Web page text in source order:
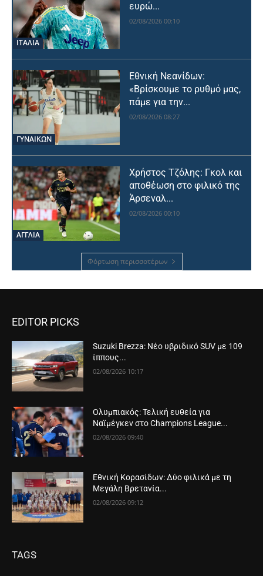
ΙΤΑΛΙΑ
ευρώ...
02/08/2026 00:10
ΓΥΝΑΙΚΩΝ
Εθνική Νεανίδων:
«Βρίσκουμε το ρυθμό μας,
πάμε για την...
02/08/2026 08:27
ΑΓΓΛΙΑ
Χρήστος Τζόλης: Γκολ και
αποθέωση στο φιλικό της
Άρσεναλ...
02/08/2026 00:10
Φόρτωση περισσοτέρων
EDITOR PICKS
Suzuki Brezza: Νέο υβριδικό SUV με 109
ίππους...
02/08/2026 10:17
Ολυμπιακός: Τελική ευθεία για
Ναϊμέγκεν στο Champions League...
02/08/2026 09:40
Εθνική Κορασίδων: Δύο φιλικά με τη
Μεγάλη Βρετανία...
02/08/2026 09:12
TAGS